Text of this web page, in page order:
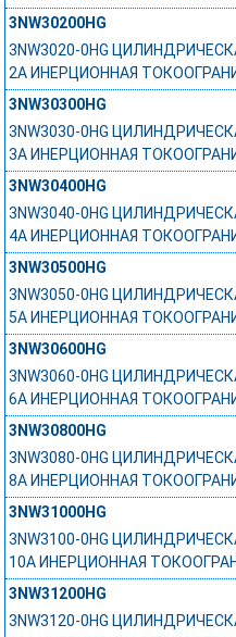
3NW30200HG
3NW3020-0HG
2А ИНЕРЦИОННАЯ
3NW30300HG
3NW3030-0HG
3А ИНЕРЦИОННАЯ
3NW30400HG
3NW3040-0HG
4А ИНЕРЦИОННАЯ
3NW30500HG
3NW3050-0HG
5А ИНЕРЦИОННАЯ
3NW30600HG
3NW3060-0HG
6А ИНЕРЦИОННАЯ
3NW30800HG
3NW3080-0HG
8А ИНЕРЦИОННАЯ
3NW31000HG
3NW3100-0HG
10А ИНЕРЦИОННАЯ
3NW31200HG
3NW3120-0HG